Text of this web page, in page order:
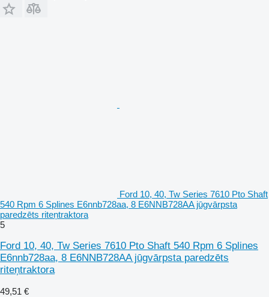
Ford 10, 40, Tw Series 7610 Pto Shaft
540 Rpm 6 Splines E6nnb728aa, 8 E6NNB728AA jūgvārpsta
paredzēts riteņtraktora
5
Ford 10, 40, Tw Series 7610 Pto Shaft 540 Rpm 6 Splines
E6nnb728aa, 8 E6NNB728AA jūgvārpsta paredzēts
riteņtraktora
49,51 €